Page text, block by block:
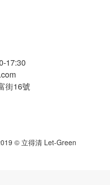
17:30
街16號
© 立得清 Let-Green